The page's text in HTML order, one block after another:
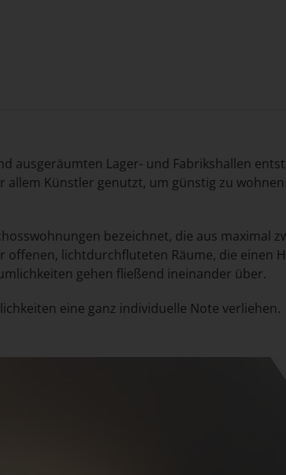
ausgeräumten Lager- und Fabrikshallen
allem Künstler genutzt, um günstig zu
bezeichnet, die aus maximal
lichtdurchfluteten Räume, die einen
gehen fließend ineinander über.
eine ganz individuelle Note verliehen.